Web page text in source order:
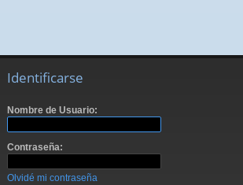
Identificarse
Nombre de Usuario:
Contraseña:
Olvidé mi contraseña